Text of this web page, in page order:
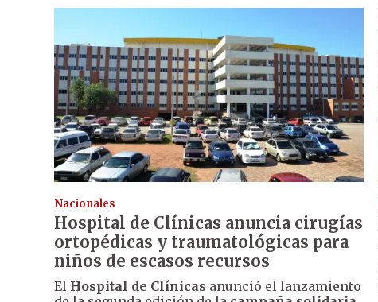
Nacionales
Hospital de Clínicas anuncia cirugías
ortopédicas y traumatológicas para
niños de escasos recursos
El Hospital de Clínicas anunció el lanzamiento